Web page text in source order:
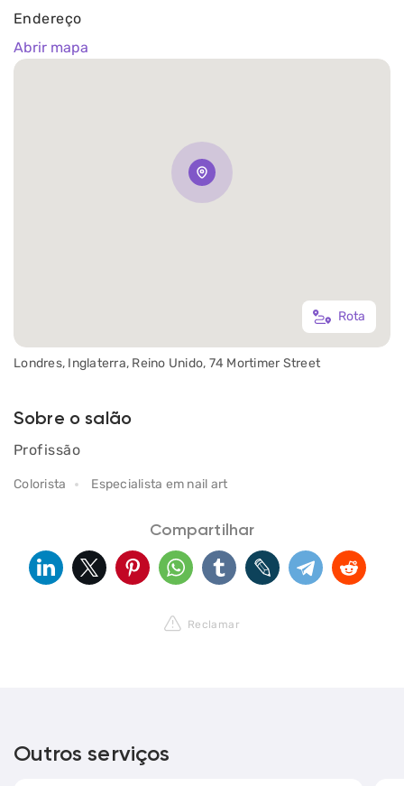
Rota
Londres, Inglaterra, Reino Unido, 74 Mortimer Street
Endereço
Abrir mapa
Sobre o salão
Profissão
Colorista Especialista em nail art
Compartilhar
Reclamar
Outros serviços